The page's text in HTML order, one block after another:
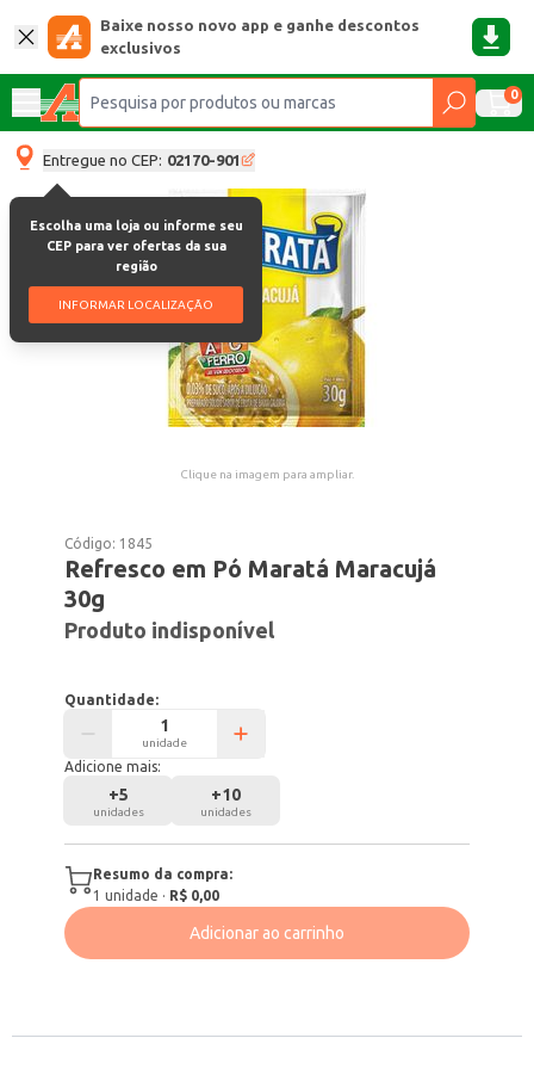
Baixe nosso novo app e ganhe descontos
exclusivos
0
Entregue no CEP: 02170-901
Escolha uma loja ou informe seu
CEP para ver ofertas da sua
região
INFORMAR LOCALIZAÇÃO
Clique na imagem para ampliar.
Código: 1845
Refresco em Pó Maratá Maracujá
30g
Produto indisponível
Quantidade:
unidade
Adicione mais:
+5
unidades
+10
unidades
Resumo da compra:
1 unidade · R$ 0,00
Adicionar ao carrinho